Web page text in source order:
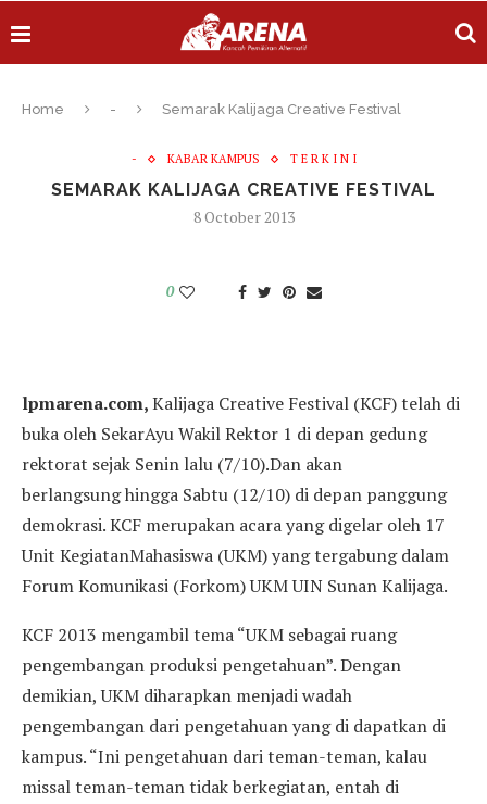
Home - Semarak Kalijaga Creative Festival
- KABAR KAMPUS T E R K I N I
SEMARAK KALIJAGA CREATIVE FESTIVAL
8 October 2013
0
lpmarena.com,Kalijaga Creative Festival (KCF) telah di
buka oleh SekarAyu Wakil Rektor 1 di depan gedung
rektorat sejak Senin lalu (7/10).Dan akan
berlangsung hingga Sabtu (12/10) di depan panggung
demokrasi. KCF merupakan acara yang digelar oleh 17
Unit KegiatanMahasiswa (UKM) yang tergabung dalam
Forum Komunikasi (Forkom) UKM UIN Sunan Kalijaga.
KCF 2013 mengambil tema “UKM sebagai ruang
pengembangan produksi pengetahuan”. Dengan
demikian, UKM diharapkan menjadi wadah
pengembangan dari pengetahuan yang di dapatkan di
kampus. “Ini pengetahuan dari teman-teman, kalau
missal teman-teman tidak berkegiatan, entah di